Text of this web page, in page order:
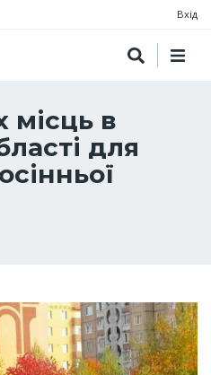
Вхід
місць в
для